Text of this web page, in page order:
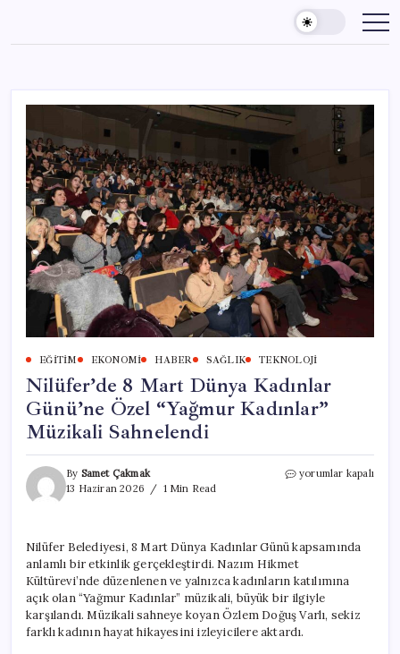
content
EĞITIM EKONOMI HABER SAĞLIK TEKNOLOJI
Nilüfer’de 8 Mart Dünya Kadınlar
Günü’ne Özel “Yağmur Kadınlar”
Müzikali Sahnelendi
By Samet Çakmak
13 Haziran 2026
1 Min Read
Nilüfer’de
Günü’ne
Özel
“Yağmur
Kadınlar”
Müzikali
Sahnelendi
için
yorumlar kapalı
Nilüfer Belediyesi, 8 Mart Dünya Kadınlar Günü kapsamında
anlamlı bir etkinlik gerçekleştirdi. Nazım Hikmet
Kültürevi’nde düzenlenen ve yalnızca kadınların katılımına
açık olan “Yağmur Kadınlar” müzikali, büyük bir ilgiyle
karşılandı. Müzikali sahneye koyan Özlem Doğuş Varlı, sekiz
farklı kadının hayat hikayesini izleyicilere aktardı.